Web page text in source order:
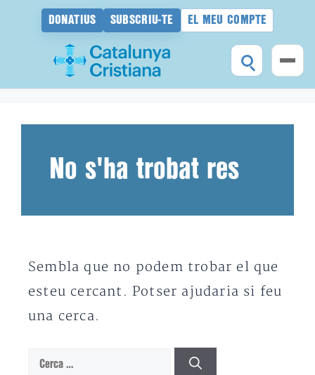
DONATIUS SUBSCRIU-TE EL MEU COMPTE
No s'ha trobat res
Sembla que no podem trobar el que
esteu cercant. Potser ajudaria si feu
una cerca.
Cerca: